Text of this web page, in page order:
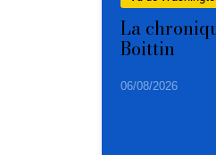
La
Boittin
06/08/2026